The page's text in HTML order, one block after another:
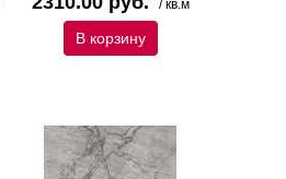
/ кв.м
В корзину